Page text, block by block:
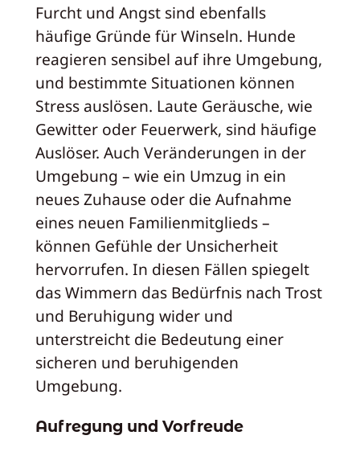
Furcht und Angst sind ebenfalls
häufige Gründe für Winseln. Hunde
reagieren sensibel auf ihre Umgebung,
und bestimmte Situationen können
Stress auslösen. Laute Geräusche, wie
Gewitter oder Feuerwerk, sind häufige
Auslöser. Auch Veränderungen in der
Umgebung – wie ein Umzug in ein
neues Zuhause oder die Aufnahme
eines neuen Familienmitglieds –
können Gefühle der Unsicherheit
hervorrufen. In diesen Fällen spiegelt
das Wimmern das Bedürfnis nach Trost
und Beruhigung wider und
unterstreicht die Bedeutung einer
sicheren und beruhigenden
Umgebung.
Aufregung und Vorfreude